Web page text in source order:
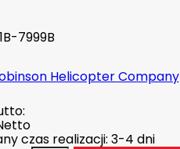
7999B
Helicopter Company
czas realizacji: 3-4 dni